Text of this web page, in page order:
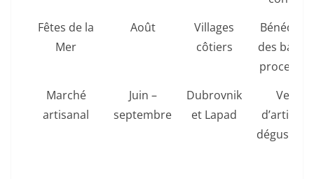
Fêtes de la
Mer
Août
Villages
côtiers
des
Marché
artisanal
Juin –
septembre
Dubrovnik
et Lapad
Vente